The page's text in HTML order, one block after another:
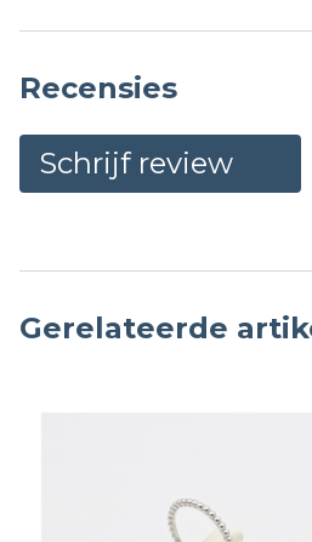
Recensies
Schrijf review
Gerelateerde